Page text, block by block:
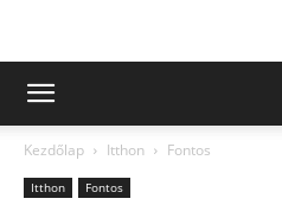
Kezdőlap Itthon Fontos
Itthon Fontos